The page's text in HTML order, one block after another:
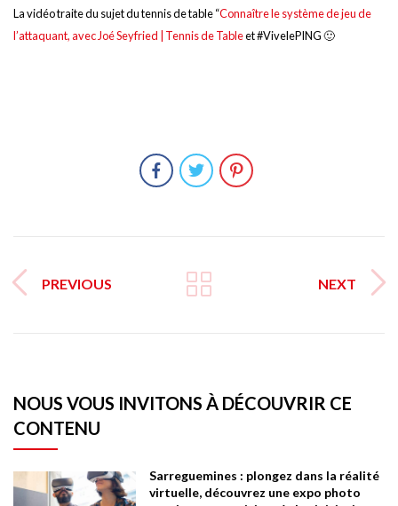
La vidéo traite du sujet du tennis de table “Connaître le système de jeu de
l’attaquant, avec Joé Seyfried | Tennis de Tableet #VivelePING 🙂
PREVIOUS NEXT
NOUS VOUS INVITONS À DÉCOUVRIR CE
CONTENU
Sarreguemines : plongez dans la réalité
virtuelle, découvrez une expo photo